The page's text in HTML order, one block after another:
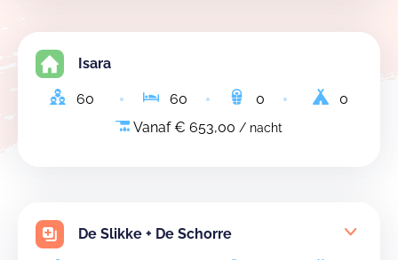
Isara
60 60 0
0
Vanaf € 653,00 / nacht
De Slikke + De Schorre